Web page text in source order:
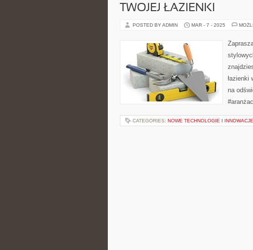
TWOJEJ ŁAZIENKI
POSTED BY ADMIN MAR - 7 - 2025
łazienki
na
CATEGORIES: NOWE TECHNOLOGIE I INNOWACJE